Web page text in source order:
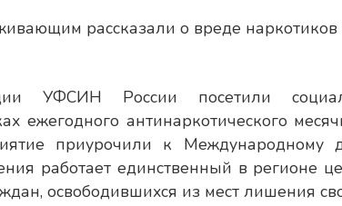
УФСИН России посетили
ежегодного антинаркотического
приурочили к Международному
работает единственный в регионе
освободившихся из мест лишения